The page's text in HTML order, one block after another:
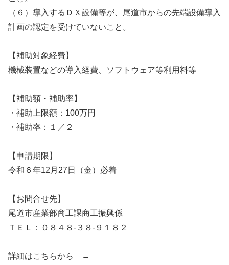
（６）導入するＤＸ設備等が、尾道市からの先端設備導入
計画の認定を受けていないこと。
【補助対象経費】
機械装置などの導入経費、ソフトウェア等利用料等
【補助額・補助率】
・補助上限額：100万円
・補助率：１／２
【申請期限】
令和６年12月27日（金）必着
【お問合せ先】
尾道市産業部商工課商工振興係
ＴＥＬ：０８４８-３８-９１８２
詳細はこちらから →